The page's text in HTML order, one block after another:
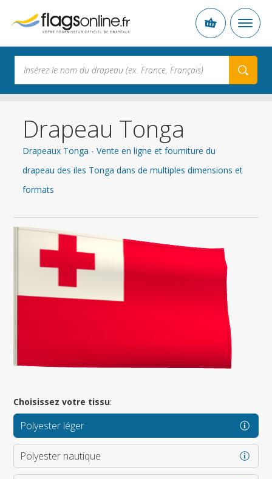
Drapeau Tonga
Drapeaux Tonga - Vente en ligne et fourniture du
drapeau des iles Tonga dans de multiples dimensions et
formats
Choisissez votre tissu:
Polyester léger
Polyester nautique